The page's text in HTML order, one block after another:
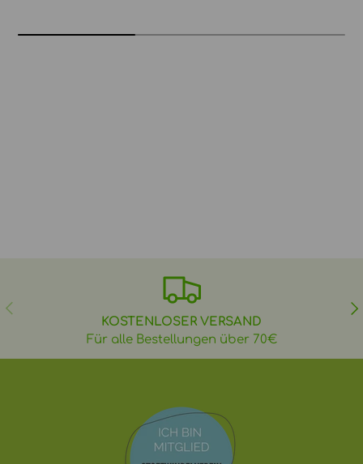
VORHERIGE
KOSTENLOSER VERSAND
Für alle Bestellungen über 70€